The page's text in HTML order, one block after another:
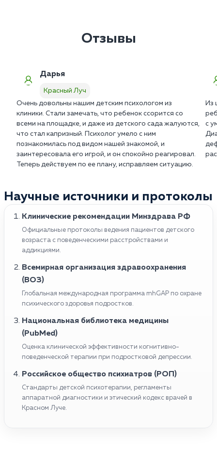
работа проходит тет-а-тет с ребенком для
Отзывы
Дарья
Красный Луч
Очень довольны нашим детским психологом из
клиники. Стали замечать, что ребенок ссорится со
всеми на площадке, и даже из детского сада жалуются,
что стал капризный. Психолог умело с ним
познакомилась под видом нашей знакомой, и
заинтересовала его игрой, и он спокойно реагировал.
Теперь действуем по ее плану, исправляем ситуацию.
Из
с
Научные источники и протоколы
Клинические рекомендации Минздрава РФ
Официальные протоколы ведения пациентов детского
возраста с поведенческими расстройствами и
аддикциями.
Всемирная организация здравоохранения
(ВОЗ)
Глобальная международная программа mhGAP по охране
психического здоровья подростков.
Национальная библиотека медицины
(PubMed)
Оценка клинической эффективности когнитивно-
поведенческой терапии при подростковой депрессии.
Российское общество психиатров (РОП)
Стандарты детской психотерапии, регламенты
аппаратной диагностики и этический кодекс врачей в
Красном Луче.